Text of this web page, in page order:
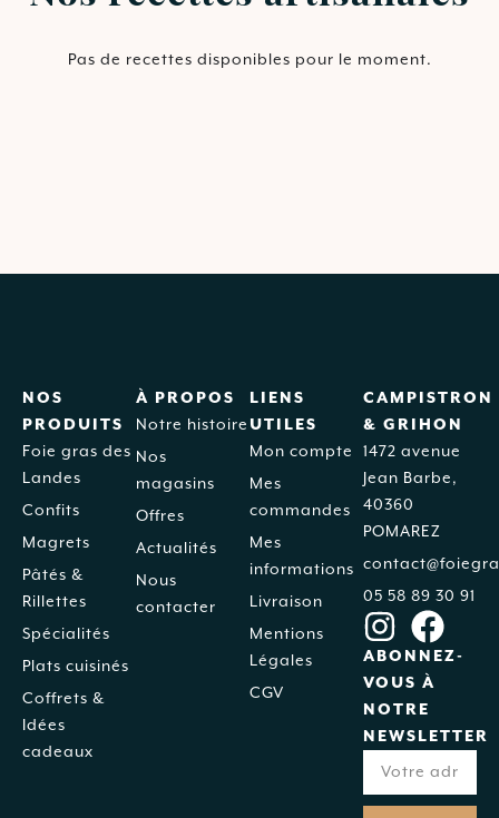
Pas de recettes disponibles pour le moment.
NOS
PRODUITS
Foie gras des
Landes
Confits
Magrets
Pâtés &
Rillettes
Spécialités
Plats cuisinés
Coffrets &
Idées
cadeaux
À PROPOS
Notre histoire
Nos
magasins
Offres
Actualités
Nous
contacter
LIENS
UTILES
Mon compte
Mes
commandes
Mes
informations
Livraison
Mentions
Légales
CGV
CAMPISTRON
& GRIHON
1472 avenue
Jean Barbe,
40360
POMAREZ
05 58 89 30 91
ABONNEZ-
VOUS À
NOTRE
NEWSLETTER